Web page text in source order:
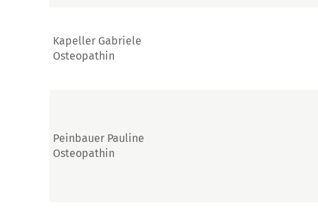
Kapeller Gabriele
Osteopathin
Peinbauer Pauline
Osteopathin